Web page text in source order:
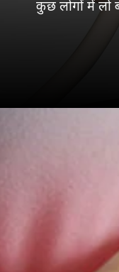
कुछ लोगों में लो